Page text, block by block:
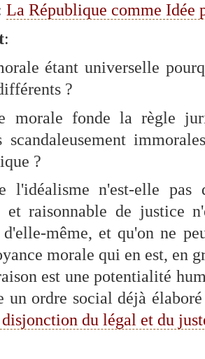
La République comme Idée
:
étant universelle
?
morale fonde la règle
scandaleusement
?
l'idéalisme n'est-elle pas
et raisonnable de justice
d'elle-même, et qu'on ne
morale qui en est, en
est une potentialité
un ordre social déjà
du légal et du